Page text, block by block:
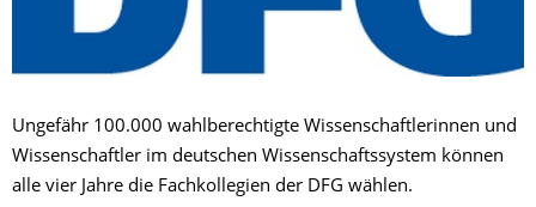
Ungefähr 100.000 wahlberechtigte Wissenschaftlerinnen und
Wissenschaftler im deutschen Wissenschaftssystem können
alle vier Jahre die Fachkollegien der DFG wählen.